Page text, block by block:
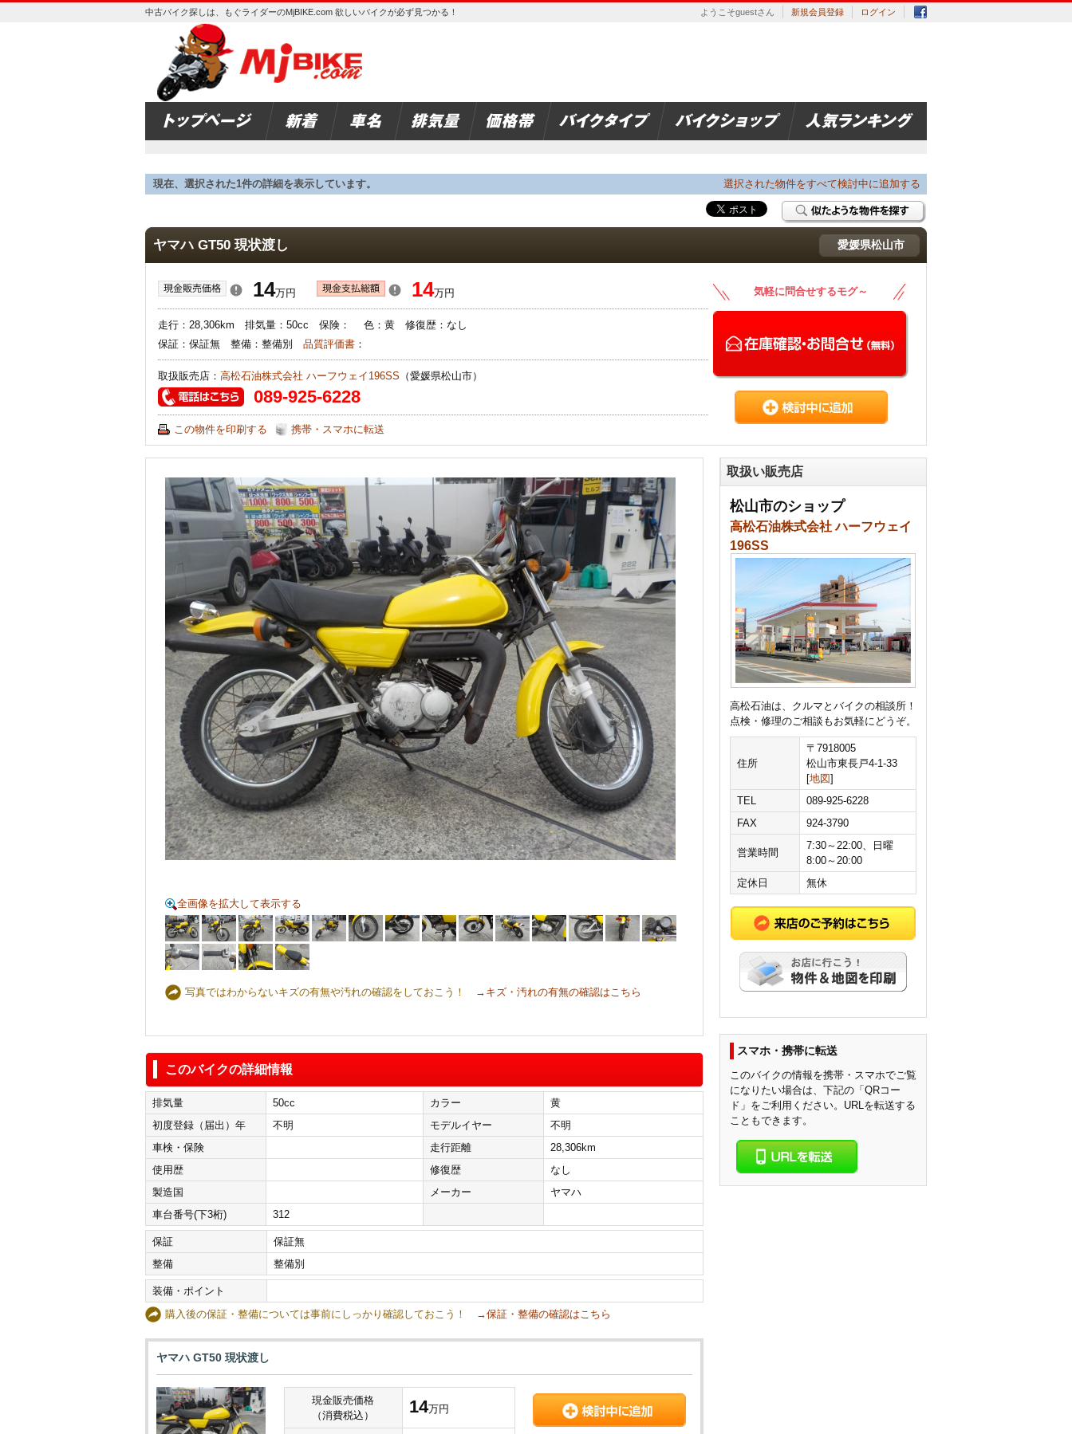
中古バイク探しは、もぐライダーのMjBIKE.com 欲しいバイクが必ず見つかる！ ようこそguestさん 新規会員登録 ログイン
現在、選択された1件の詳細を表示しています。 選択された物件をすべて検討中に追加する
ヤマハ GT50 現状渡し 愛媛県松山市
14万円 14万円 気軽に問合せするモグ～
走行：28,306km 排気量：50cc 保険： 色：黄 修復歴：なし
保証：保証無 整備：整備別 品質評価書：
取扱販売店： 高松石油株式会社 ハーフウェイ196SS （愛媛県松山市）
089-925-6228
この物件を印刷する 携帯・スマホに転送
全画像を拡大して表示する
写真ではわからないキズの有無や汚れの確認をしておこう！ →キズ・汚れの有無の確認はこちら
このバイクの詳細情報
排気量 50cc カラー
黄
初度登録（届出）年
不明 モデルイヤー
不明
車検・保険
走行距離
28,306km
使用歴
修復歴
なし
製造国
メーカー
ヤマハ
車台番号(下3桁)
312
保証
保証無
整備
整備別
装備・ポイント
購入後の保証・整備については事前にしっかり確認しておこう！
→保証・整備の確認はこちら
ヤマハ GT50 現状渡し
現金販売価格
（消費税込）
14万円
取扱い販売店
松山市のショップ
高松石油株式会社 ハーフウェイ
196SS
高松石油は、クルマとバイクの相談所！
点検・修理のご相談もお気軽にどうぞ。
住所
〒7918005
松山市東長戸4-1-33
[地図]
TEL
089-925-6228
FAX
924-3790
営業時間
7:30～22:00、日曜
8:00～20:00
定休日
無休
スマホ・携帯に転送
このバイクの情報を携帯・スマホでご覧
になりたい場合は、下記の「QRコー
ド」をご利用ください。URLを転送する
こともできます。